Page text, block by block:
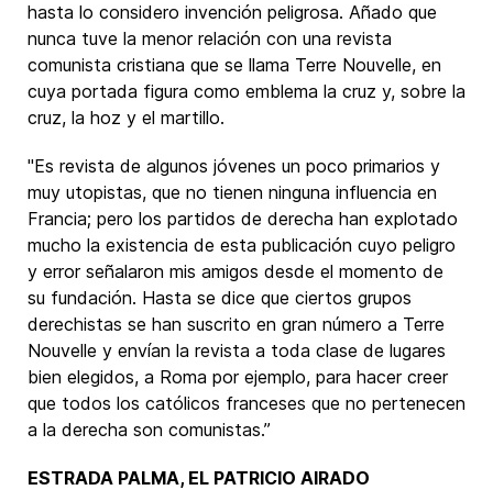
hasta lo considero invención peligrosa. Añado que
nunca tuve la menor relación con una revista
comunista cristiana que se llama Terre Nouvelle, en
cuya portada figura como emblema la cruz y, sobre la
cruz, la hoz y el martillo.
"Es revista de algunos jóvenes un poco primarios y
muy utopistas, que no tienen ninguna influencia en
Francia; pero los partidos de derecha han explotado
mucho la existencia de esta publicación cuyo peligro
y error señalaron mis amigos desde el momento de
su fundación. Hasta se dice que ciertos grupos
derechistas se han suscrito en gran número a Terre
Nouvelle y envían la revista a toda clase de lugares
bien elegidos, a Roma por ejemplo, para hacer creer
que todos los católicos franceses que no pertenecen
a la derecha son comunistas.”
ESTRADA PALMA, EL PATRICIO AIRADO